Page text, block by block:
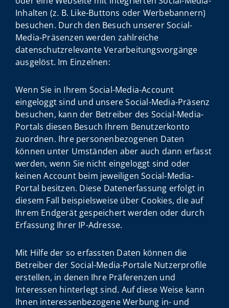
Inhalten (z. B. Like-Buttons oder Werbebannern)
besuchen. Durch den Besuch unserer Social-
Media-Präsenzen werden zahlreiche
datenschutzrelevante Verarbeitungsvorgänge
ausgelöst. Im Einzelnen:
Wenn Sie in Ihrem Social-Media-Account
eingeloggt sind und unsere Social-Media-Präsenz
besuchen, kann der Betreiber des Social-Media-
Portals diesen Besuch Ihrem Benutzerkonto
zuordnen. Ihre personenbezogenen Daten
können unter Umständen aber auch dann erfasst
werden, wenn Sie nicht eingeloggt sind oder
keinen Account beim jeweiligen Social-Media-
Portal besitzen. Diese Datenerfassung erfolgt in
diesem Fall beispielsweise über Cookies, die auf
Ihrem Endgerät gespeichert werden oder durch
Erfassung Ihrer IP-Adresse.
Mit Hilfe der so erfassten Daten können die
Betreiber der Social-Media-Portale Nutzerprofile
erstellen, in denen Ihre Präferenzen und
Interessen hinterlegt sind. Auf diese Weise kann
Ihnen interessenbezogene Werbung in- und